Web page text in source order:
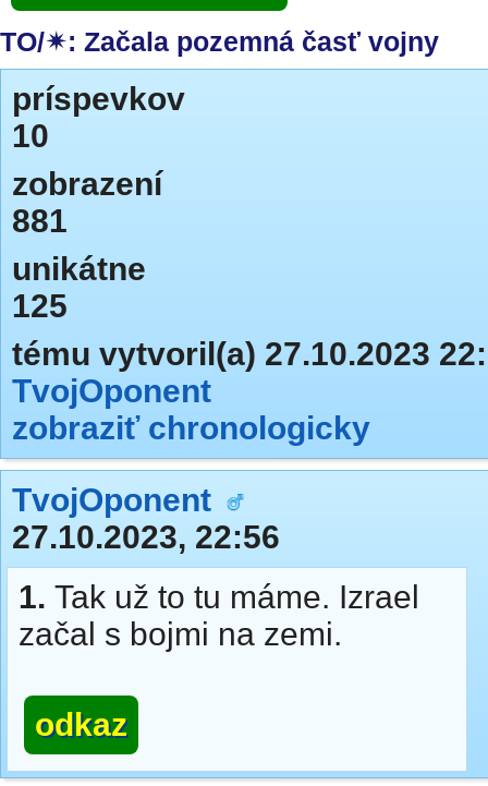
TO/✴: Začala pozemná časť vojny
príspevkov
10
zobrazení
881
unikátne
125
tému vytvoril(a) 27.10.2023
TvojOponent
zobraziť chronologicky
TvojOponent
27.10.2023, 22:56
1. Tak už to tu máme. Izrael
začal s bojmi na zemi.
odkaz